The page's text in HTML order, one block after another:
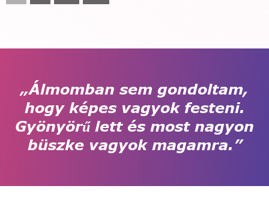
„Álmomban sem gondoltam,
hogy képes vagyok festeni.
Gyönyörű lett és most nagyon
büszke vagyok magamra.”